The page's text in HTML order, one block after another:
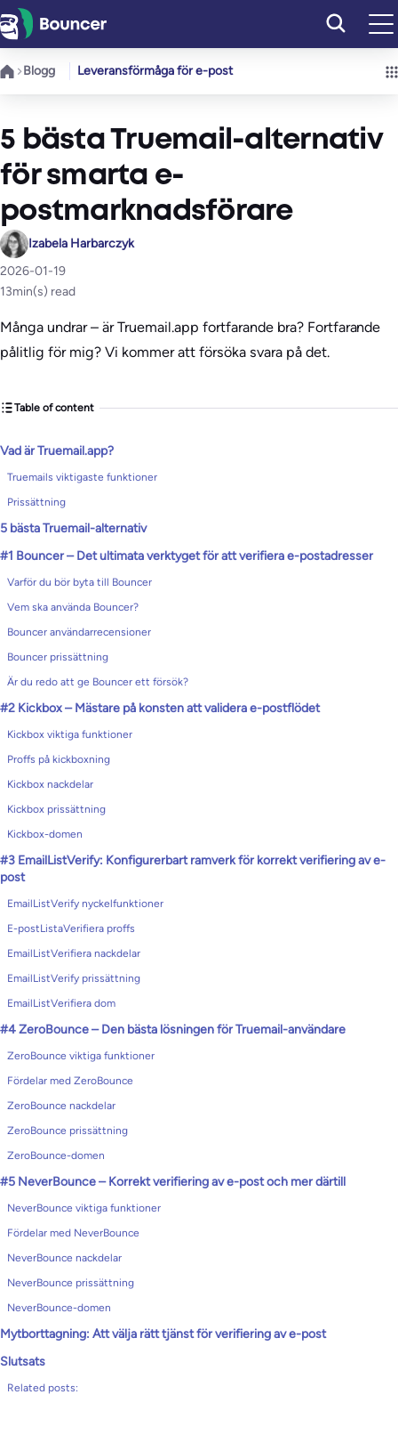
Hoppa
till
innehåll
Blogg Leveransförmåga för e-post
5 bästa Truemail-alternativ
för smarta e-
postmarknadsförare
Izabela Harbarczyk
2026-01-19
13min(s) read
Många undrar – är Truemail.app fortfarande bra? Fortfarande
pålitlig för mig? Vi kommer att försöka svara på det.
Table of content
Vad är Truemail.app?
Truemails viktigaste funktioner
Prissättning
5 bästa Truemail-alternativ
#1 Bouncer – Det ultimata verktyget för att verifiera e-postadresser
Varför du bör byta till Bouncer
Vem ska använda Bouncer?
Bouncer användarrecensioner
Bouncer prissättning
Är du redo att ge Bouncer ett försök?
#2 Kickbox – Mästare på konsten att validera e-postflödet
Kickbox viktiga funktioner
Proffs på kickboxning
Kickbox nackdelar
Kickbox prissättning
Kickbox-domen
#3 EmailListVerify: Konfigurerbart ramverk för korrekt verifiering av e-
post
EmailListVerify nyckelfunktioner
E-postListaVerifiera proffs
EmailListVerifiera nackdelar
EmailListVerify prissättning
EmailListVerifiera dom
#4 ZeroBounce – Den bästa lösningen för Truemail-användare
ZeroBounce viktiga funktioner
Fördelar med ZeroBounce
ZeroBounce nackdelar
ZeroBounce prissättning
ZeroBounce-domen
#5 NeverBounce – Korrekt verifiering av e-post och mer därtill
NeverBounce viktiga funktioner
Fördelar med NeverBounce
NeverBounce nackdelar
NeverBounce prissättning
NeverBounce-domen
Mytborttagning: Att välja rätt tjänst för verifiering av e-post
Slutsats
Related posts: